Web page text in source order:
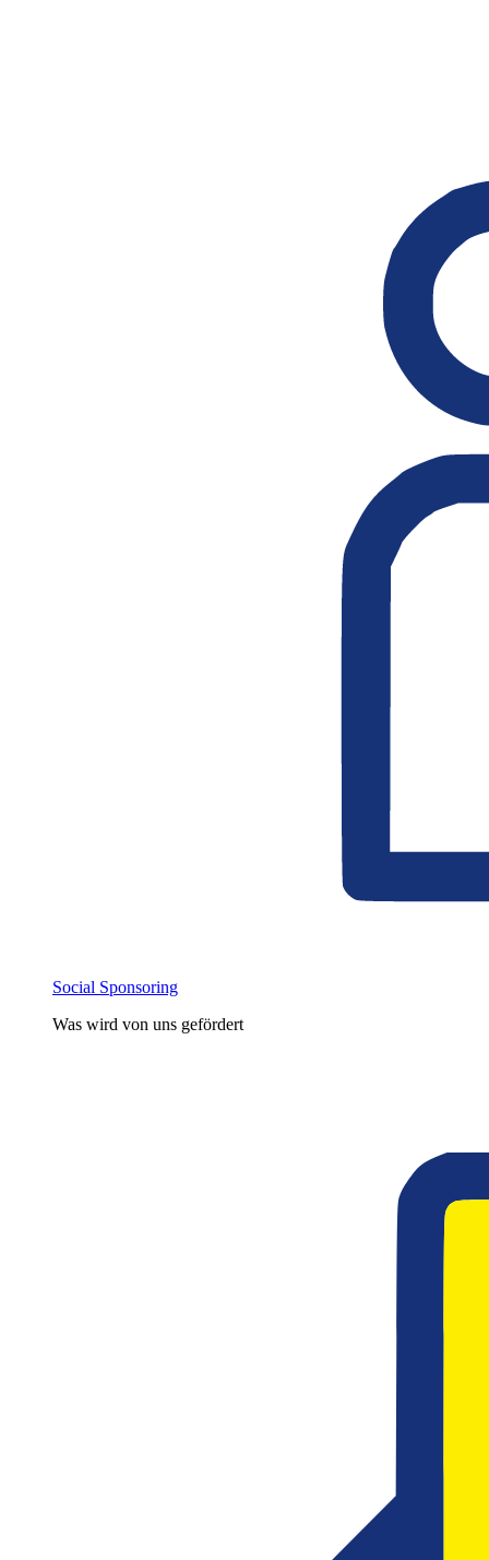
Social Sponsoring
Was wird von uns gefördert